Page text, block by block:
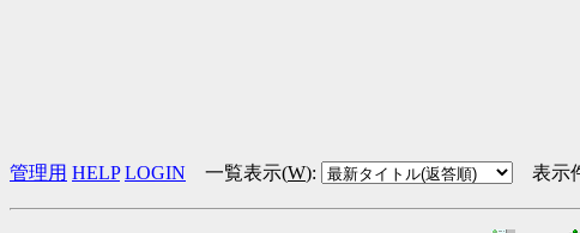
管理用 HELP LOGIN 一覧表示(W): 表示